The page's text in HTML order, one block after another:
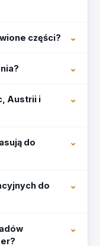
części?
Austrii i
do
do